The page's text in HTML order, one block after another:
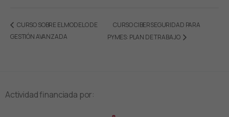
CURSO SOBRE EL MODELO DE
GESTIÓN AVANZADA
CURSO CIBERSEGURIDAD PARA
PYMES: PLAN DE TRABAJO
Actividad financiada por: